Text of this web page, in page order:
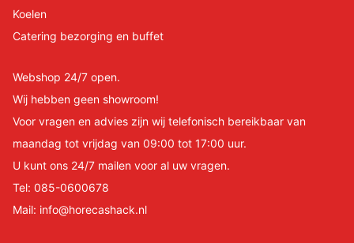
Koelen
Catering bezorging en buffet
Webshop 24/7 open.
Wij hebben geen showroom!
Voor vragen en advies zijn wij telefonisch bereikbaar van
maandag tot vrijdag van 09:00 tot 17:00 uur.
U kunt ons 24/7 mailen voor al uw vragen.
Tel: 085-0600678
Mail: info@horecashack.nl